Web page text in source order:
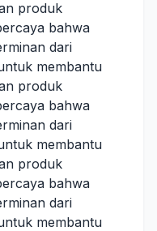
produk
bahwa
dari
membantu
produk
bahwa
dari
membantu
produk
bahwa
dari
membantu